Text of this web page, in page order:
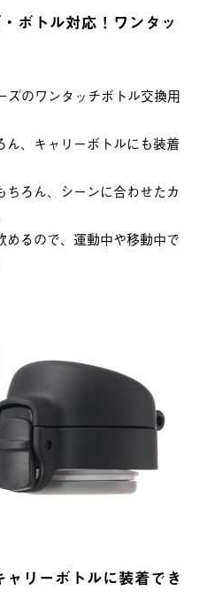
ボトル対応！ワンタッ
ズのワンタッチボトル交換用
ん、キャリーボトルにも装着
ろん、シーンに合わせたカ
めるので、運動中や移動中で
リーボトルに装着でき